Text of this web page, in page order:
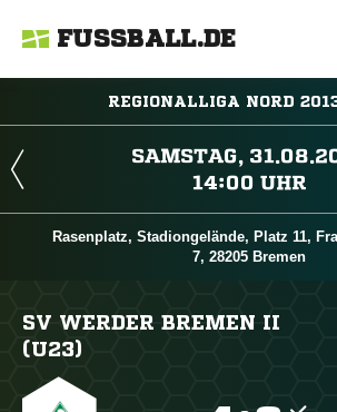
FUSSBALL.DE
REGIONALLIGA NORD

 
Rasenplatz, Stadiongelände, Platz 11,
7, 28205 Bremen
SV WERDER BREMEN II
(U23)